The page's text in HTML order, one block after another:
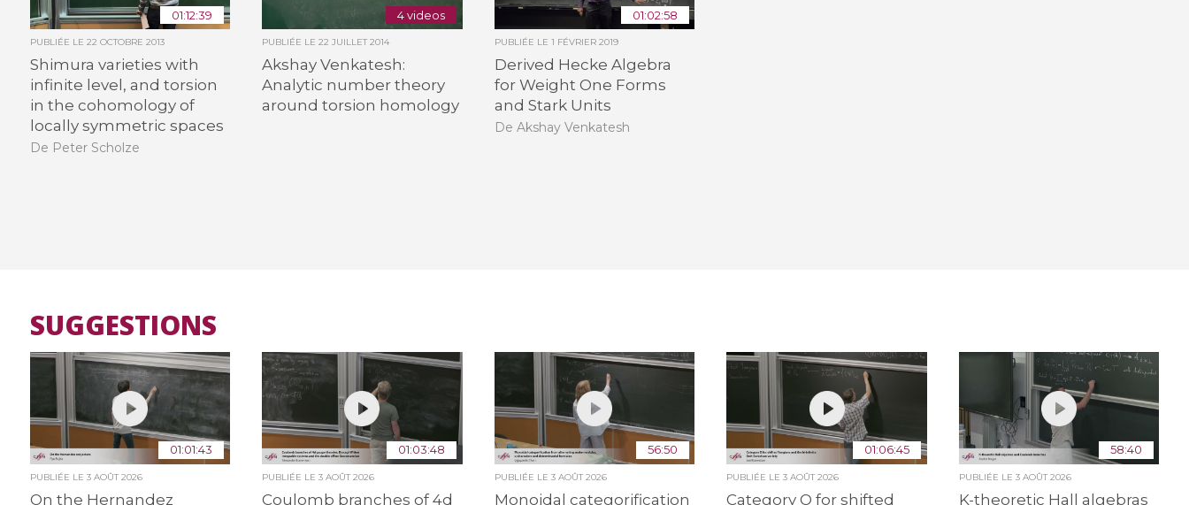
01:12:39
PUBLIÉE LE 22 OCTOBRE 2013
Shimura varieties with
infinite level, and torsion
in the cohomology of
locally symmetric spaces
De Peter Scholze
4 videos
PUBLIÉE LE22 JUILLET 2014
Akshay Venkatesh:
Analytic number theory
around torsion homology
01:02:58
PUBLIÉE LE 1 FÉVRIER 2019
Derived Hecke Algebra
for Weight One Forms
and Stark Units
De Akshay Venkatesh
SUGGESTIONS
01:01:43
PUBLIÉE LE 3 AOÛT 2026
On the Hernandez
01:03:48
PUBLIÉE LE3 AOÛT 2026
Coulomb branches of 4d
56:50
PUBLIÉE LE 3 AOÛT 2026
Monoidal categorification
01:06:45
PUBLIÉE LE3 AOÛT 2026
Category O for shifted
58:40
PUBLIÉE LE 3 AOÛT 2026
K-theoretic Hall algebras